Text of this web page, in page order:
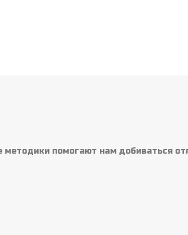
помогают нам добиваться